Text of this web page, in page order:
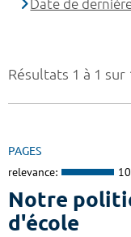
Résultats 1 à 1 sur
PAGES
relevance:
Notre
d'école
Date de